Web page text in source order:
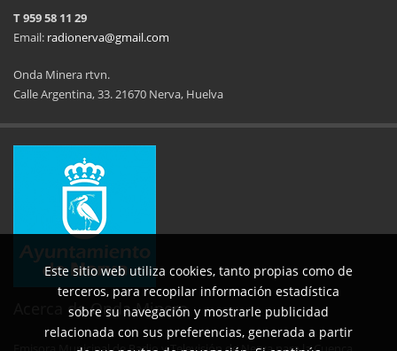
11ª Feria del Jamón 34 Memorial
T 959 58 11 29
Email: radionerva@gmail.com
Onda Minera rtvn.
Calle Argentina, 33. 21670 Nerva, Huelva
Acerca de Onda Minera
Este sitio web utiliza cookies, tanto propias como de
terceros, para recopilar información estadística
sobre su navegación y mostrarle publicidad
relacionada con sus preferencias, generada a partir